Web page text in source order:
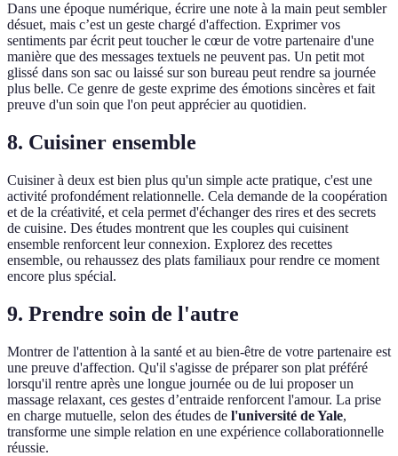
Dans une époque numérique, écrire une note à la main peut sembler
désuet, mais c’est un geste chargé d'affection. Exprimer vos
sentiments par écrit peut toucher le cœur de votre partenaire d'une
manière que des messages textuels ne peuvent pas. Un petit mot
glissé dans son sac ou laissé sur son bureau peut rendre sa journée
plus belle. Ce genre de geste exprime des émotions sincères et fait
preuve d'un soin que l'on peut apprécier au quotidien.
8. Cuisiner ensemble
Cuisiner à deux est bien plus qu'un simple acte pratique, c'est une
activité profondément relationnelle. Cela demande de la coopération
et de la créativité, et cela permet d'échanger des rires et des secrets
de cuisine. Des études montrent que les couples qui cuisinent
ensemble renforcent leur connexion. Explorez des recettes
ensemble, ou rehaussez des plats familiaux pour rendre ce moment
encore plus spécial.
9. Prendre soin de l'autre
Montrer de l'attention à la santé et au bien-être de votre partenaire est
une preuve d'affection. Qu'il s'agisse de préparer son plat préféré
lorsqu'il rentre après une longue journée ou de lui proposer un
massage relaxant, ces gestes d’entraide renforcent l'amour. La prise
en charge mutuelle, selon des études de l'université de Yale,
transforme une simple relation en une expérience collaborationnelle
réussie.